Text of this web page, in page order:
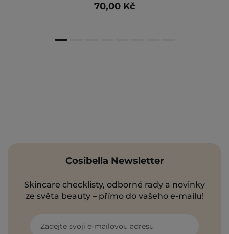
70,00 Kč
Cosibella Newsletter
Skincare checklisty, odborné rady a novinky
ze světa beauty – přímo do vašeho e-mailu!
Zadejte svoji e-mailovou adresu